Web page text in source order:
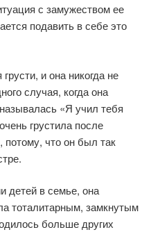
с замужеством ее
подавить в себе это
и она никогда не
случая, когда она
«Я учил тебя
грустила после
что он был так
детей в семье, она
тоталитарным, замкнутым
больше других